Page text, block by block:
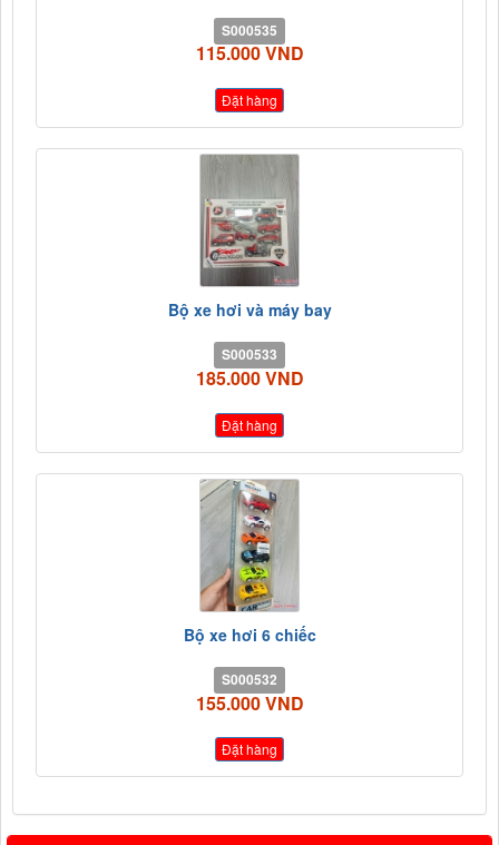
S000535
115.000 VND
Đặt hàng
Bộ xe hơi và máy bay
S000533
185.000 VND
Đặt hàng
Bộ xe hơi 6 chiếc
S000532
155.000 VND
Đặt hàng